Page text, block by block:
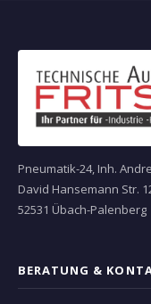
Pneumatik-24, Inh.
David Hansemann Str.
52531 Übach-Palenberg
BERATUNG &